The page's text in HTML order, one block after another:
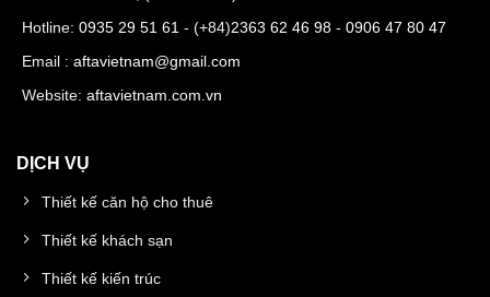
Hotline: 0935 29 51 61 - (+84)2363 62 46 98 - 0906 47 80 47
Email : aftavietnam@gmail.com
Website: aftavietnam.com.vn
DỊCH VỤ
Thiết kế căn hộ cho thuê
Thiết kế khách sạn
Thiết kế kiến trúc